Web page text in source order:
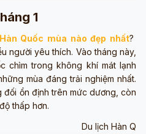
1
Quốc mùa nào đẹp nhất?
người yêu thích. Vào tháng này,
chìm trong không khí mát lạnh
mùa đáng trải nghiệm nhất.
đối ổn định trên mức dương, còn
thấp hơn.